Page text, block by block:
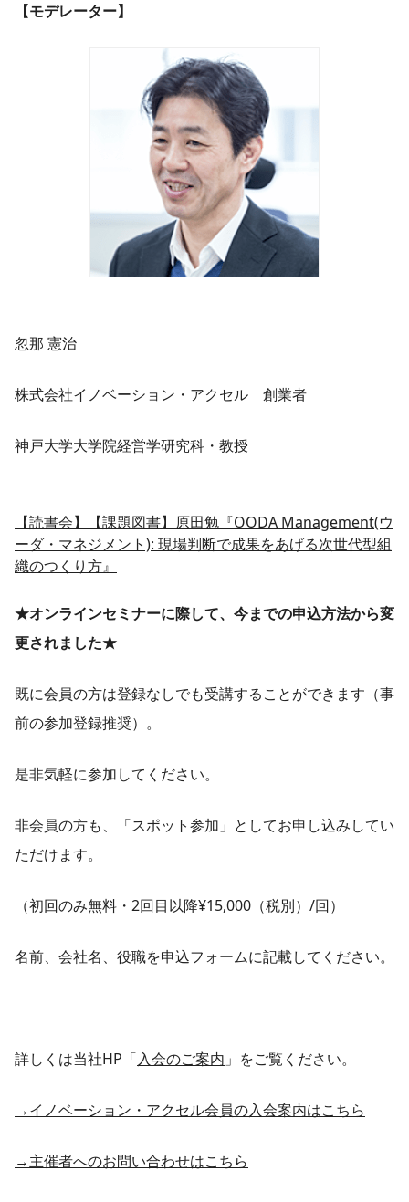
【モデレーター】
忽那 憲治
株式会社イノベーション・アクセル 創業者
神戸大学大学院経営学研究科・教授
【読書会】【課題図書】原田勉『OODA Management(ウ
ーダ・マネジメント): 現場判断で成果をあげる次世代型組
織のつくり方』
★オンラインセミナーに際して、今までの申込方法から変
更されました★
既に会員の方は登録なしでも受講することができます（事
前の参加登録推奨）。
是非気軽に参加してください。
非会員の方も、「スポット参加」としてお申し込みしてい
ただけます。
（初回のみ無料・2回目以降¥15,000（税別）/回）
名前、会社名、役職を申込フォームに記載してください。
詳しくは当社HP「入会のご案内 」をご覧ください。
→イノベーション・アクセル会員の入会案内はこちら
→主催者へのお問い合わせはこちら